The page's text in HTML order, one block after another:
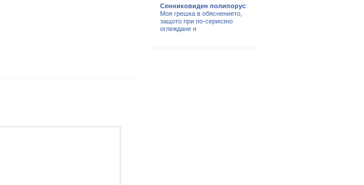
Сенниковиден полипорус:
Моя грешка в обяснението,
защото при по-сериозно
оглеждане н